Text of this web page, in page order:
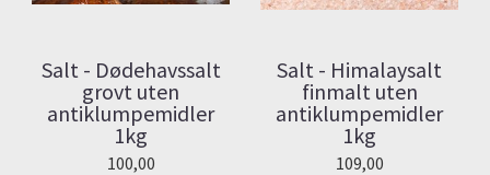
Salt - Dødehavssalt
grovt uten
antiklumpemidler
1kg
100,00
Salt - Himalaysalt
finmalt uten
antiklumpemidler
1kg
109,00